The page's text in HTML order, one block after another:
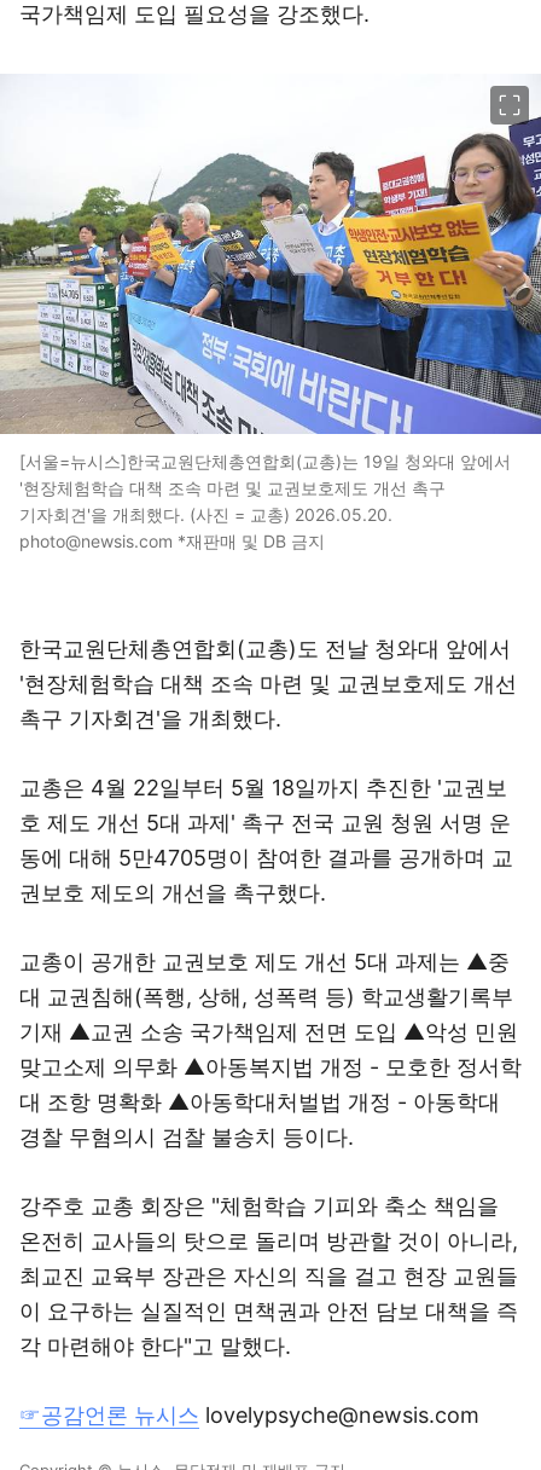
국가책임제 도입 필요성을 강조했다.
[서울=뉴시스]한국교원단체총연합회(교총)는 19일 청와대 앞에서
'현장체험학습 대책 조속 마련 및 교권보호제도 개선 촉구
기자회견'을 개최했다. (사진 = 교총) 2026.05.20.
photo@newsis.com *재판매 및 DB 금지
한국교원단체총연합회(교총)도 전날 청와대 앞에서
'현장체험학습 대책 조속 마련 및 교권보호제도 개선
촉구 기자회견'을 개최했다.
교총은 4월 22일부터 5월 18일까지 추진한 '교권보
호 제도 개선 5대 과제' 촉구 전국 교원 청원 서명 운
동에 대해 5만4705명이 참여한 결과를 공개하며 교
권보호 제도의 개선을 촉구했다.
교총이 공개한 교권보호 제도 개선 5대 과제는 ▲중
대 교권침해(폭행, 상해, 성폭력 등) 학교생활기록부
기재 ▲교권 소송 국가책임제 전면 도입 ▲악성 민원
맞고소제 의무화 ▲아동복지법 개정 - 모호한 정서학
대 조항 명확화 ▲아동학대처벌법 개정 - 아동학대
경찰 무혐의시 검찰 불송치 등이다.
강주호 교총 회장은 "체험학습 기피와 축소 책임을
온전히 교사들의 탓으로 돌리며 방관할 것이 아니라,
최교진 교육부 장관은 자신의 직을 걸고 현장 교원들
이 요구하는 실질적인 면책권과 안전 담보 대책을 즉
각 마련해야 한다"고 말했다.
☞공감언론 뉴시스 lovelypsyche@newsis.com